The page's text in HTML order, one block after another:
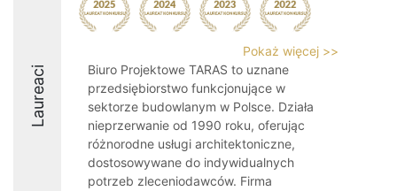
Laureaci
Pokaż więcej >>
Biuro Projektowe TARAS to uznane
przedsiębiorstwo funkcjonujące w
sektorze budowlanym w Polsce. Działa
nieprzerwanie od 1990 roku, oferując
różnorodne usługi architektoniczne,
dostosowywane do indywidualnych
potrzeb zleceniodawców. Firma